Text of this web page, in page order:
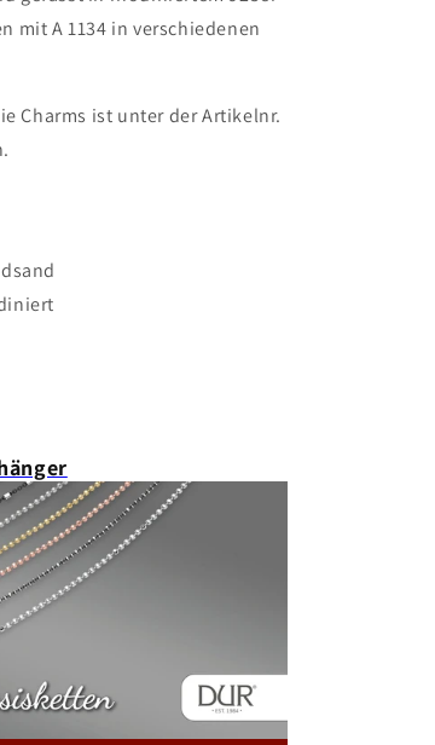
mit A 1134 in verschiedenen
Charms ist unter der Artikelnr.